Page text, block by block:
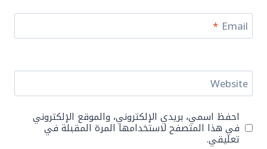
Email
*
Website
احفظ اسمي، بريدي الإلكتروني، والموقع الإلكتروني
في هذا المتصفح لاستخدامها المرة المقبلة في
تعليقي.